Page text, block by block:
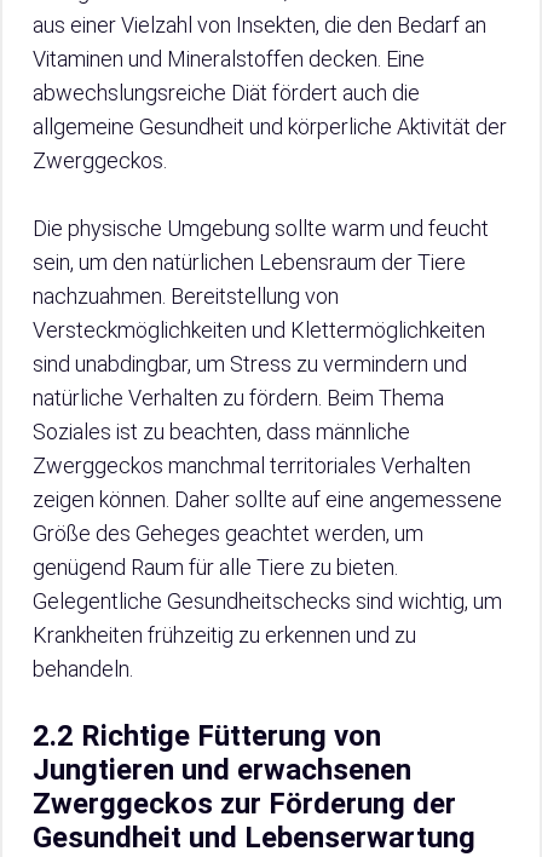
aus einer Vielzahl von Insekten, die den Bedarf an
Vitaminen und Mineralstoffen decken. Eine
abwechslungsreiche Diät fördert auch die
allgemeine Gesundheit und körperliche Aktivität der
Zwerggeckos.
Die physische Umgebung sollte warm und feucht
sein, um den natürlichen Lebensraum der Tiere
nachzuahmen. Bereitstellung von
Versteckmöglichkeiten und Klettermöglichkeiten
sind unabdingbar, um Stress zu vermindern und
natürliche Verhalten zu fördern. Beim Thema
Soziales ist zu beachten, dass männliche
Zwerggeckos manchmal territoriales Verhalten
zeigen können. Daher sollte auf eine angemessene
Größe des Geheges geachtet werden, um
genügend Raum für alle Tiere zu bieten.
Gelegentliche Gesundheitschecks sind wichtig, um
Krankheiten frühzeitig zu erkennen und zu
behandeln.
2.2 Richtige Fütterung von
Jungtieren und erwachsenen
Zwerggeckos zur Förderung der
Gesundheit und Lebenserwartung